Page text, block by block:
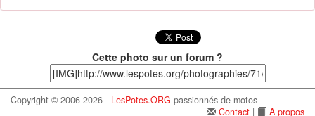
Cette photo sur un forum ?
Copyright © 2006-2026 - LesPotes.ORG passionnés de motos
Contact | A propos